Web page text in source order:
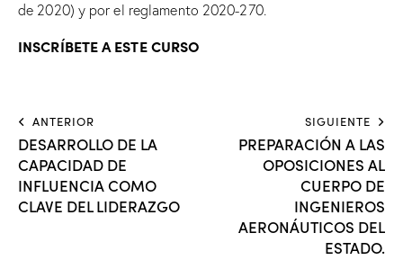
de 2020) y por el reglamento 2020-270.
INSCRÍBETE A ESTE CURSO
ANTERIOR
DESARROLLO DE LA
CAPACIDAD DE
INFLUENCIA COMO
CLAVE DEL LIDERAZGO
SIGUIENTE
PREPARACIÓN A LAS
OPOSICIONES AL
CUERPO DE
INGENIEROS
AERONÁUTICOS DEL
ESTADO.